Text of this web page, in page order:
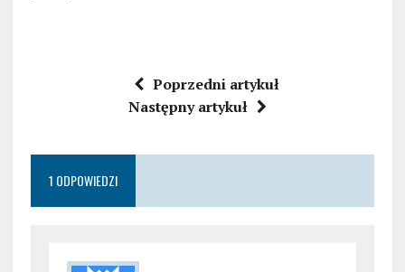
Poprzedni artykuł
Następny artykuł
1 ODPOWIEDZI